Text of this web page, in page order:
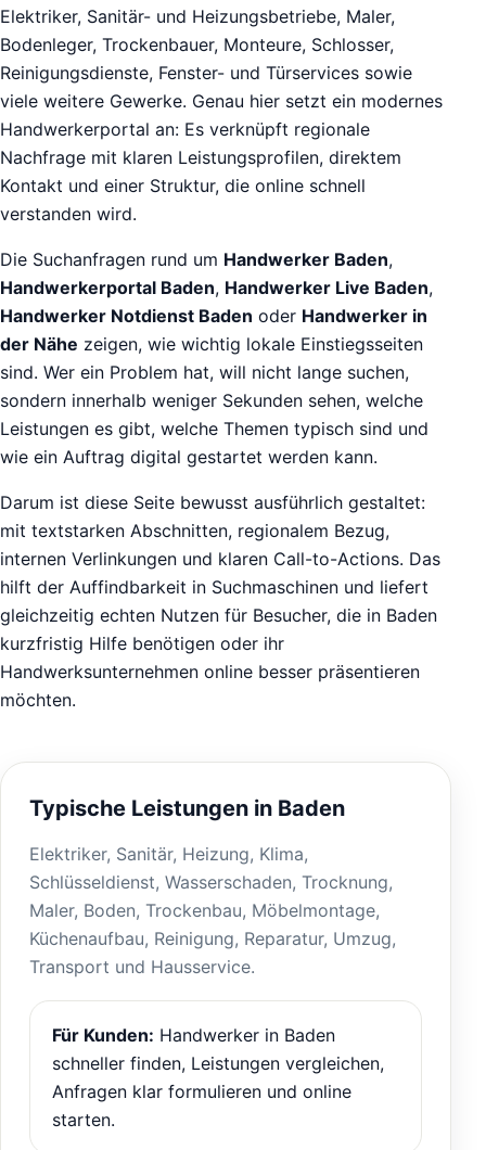
Elektriker, Sanitär- und Heizungsbetriebe, Maler,
Bodenleger, Trockenbauer, Monteure, Schlosser,
Reinigungsdienste, Fenster- und Türservices sowie
viele weitere Gewerke. Genau hier setzt ein modernes
Handwerkerportal an: Es verknüpft regionale
Nachfrage mit klaren Leistungsprofilen, direktem
Kontakt und einer Struktur, die online schnell
verstanden wird.
Die Suchanfragen rund um Handwerker Baden,
Handwerkerportal Baden, Handwerker Live Baden,
Handwerker Notdienst Baden oder Handwerker in
der Nähe zeigen, wie wichtig lokale Einstiegsseiten
sind. Wer ein Problem hat, will nicht lange suchen,
sondern innerhalb weniger Sekunden sehen, welche
Leistungen es gibt, welche Themen typisch sind und
wie ein Auftrag digital gestartet werden kann.
Darum ist diese Seite bewusst ausführlich gestaltet:
mit textstarken Abschnitten, regionalem Bezug,
internen Verlinkungen und klaren Call-to-Actions. Das
hilft der Auffindbarkeit in Suchmaschinen und liefert
gleichzeitig echten Nutzen für Besucher, die in Baden
kurzfristig Hilfe benötigen oder ihr
Handwerksunternehmen online besser präsentieren
möchten.
Typische Leistungen in Baden
Elektriker, Sanitär, Heizung, Klima,
Schlüsseldienst, Wasserschaden, Trocknung,
Maler, Boden, Trockenbau, Möbelmontage,
Küchenaufbau, Reinigung, Reparatur, Umzug,
Transport und Hausservice.
Für Kunden: Handwerker in Baden
schneller finden, Leistungen vergleichen,
Anfragen klar formulieren und online
starten.